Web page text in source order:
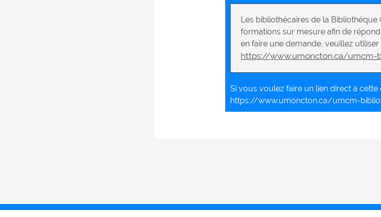
Les bibliothécaires de la
formations sur mesure afin de
en faire une demande, veuillez
https://www.umoncton.ca/
Si vous voulez faire un lien direct à
https://www.umoncton.ca/umcm-